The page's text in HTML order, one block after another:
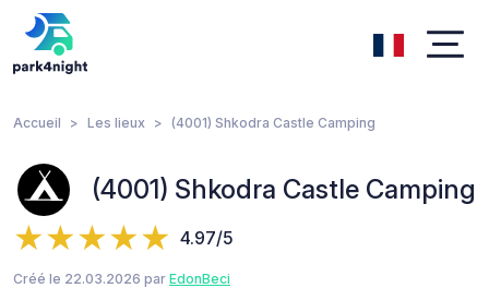
Accueil Les lieux (4001) Shkodra Castle Camping
(4001) Shkodra Castle Camping
4.97/5
Créé le 22.03.2026 par EdonBeci